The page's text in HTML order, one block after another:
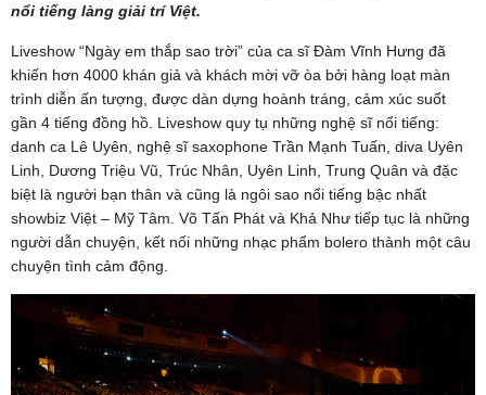
nổi tiếng làng giải trí Việt.
Liveshow “Ngày em thắp sao trời” của ca sĩ Đàm Vĩnh Hưng đã
khiến hơn 4000 khán giả và khách mời vỡ òa bởi hàng loạt màn
trình diễn ấn tượng, được dàn dựng hoành tráng, cảm xúc suốt
gần 4 tiếng đồng hồ. Liveshow quy tụ những nghệ sĩ nổi tiếng:
danh ca Lê Uyên, nghệ sĩ saxophone Trần Mạnh Tuấn, diva Uyên
Linh, Dương Triệu Vũ, Trúc Nhân, Uyên Linh, Trung Quân và đặc
biệt là người bạn thân và cũng là ngôi sao nổi tiếng bậc nhất
showbiz Việt – Mỹ Tâm. Võ Tấn Phát và Khả Như tiếp tục là những
người dẫn chuyện, kết nối những nhạc phẩm bolero thành một câu
chuyện tình cảm động.